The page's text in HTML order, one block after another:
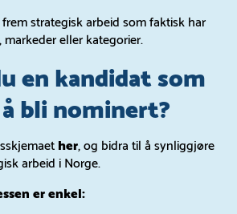
strategisk arbeid som faktisk har
eller kategorier.
en kandidat som
bli nominert?
her, og bidra til å synliggjøre
arbeid i Norge.
er enkel: